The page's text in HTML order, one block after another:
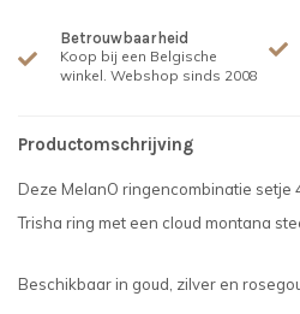
Betrouwbaarheid
Koop bij een Belgische
winkel. Webshop sinds 2008
Productomschrijving
Deze MelanO ringencombinatie setje
Trisha ring met een cloud montana
Beschikbaar in goud, zilver en